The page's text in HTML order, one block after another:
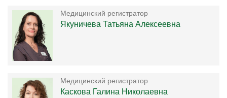
Медицинский регистратор
Якуничева Татьяна Алексеевна
Медицинский регистратор
Каскова Галина Николаевна